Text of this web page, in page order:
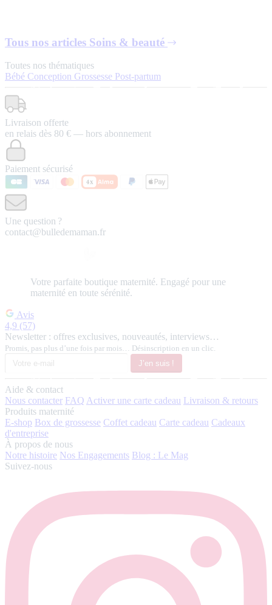
Tous nos articles Soins & beauté
Toutes nos thématiques
Bébé Conception Grossesse Post-partum
Livraison offerte
en relais dès 80 € — hors abonnement
Paiement sécurisé
Une question ?
contact@bulledemaman.fr
Votre parfaite boutique maternité. Engagé pour une
maternité en toute sérénité.
Avis
4,9 (57)
Newsletter : offres exclusives, nouveautés, interviews…
Promis, pas plus d’une fois par mois… Désinscription en un clic.
J’en suis !
Aide & contact
Nous contacter FAQ Activer une carte cadeau Livraison & retours
Produits maternité
E-shop Box de grossesse Coffet cadeau Carte cadeau Cadeaux
d'entreprise
À propos de nous
Notre histoire Nos Engagements Blog : Le Mag
Suivez-nous